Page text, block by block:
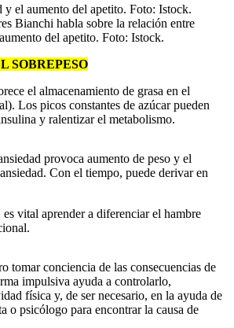
Bianchi habla sobre la relación entre
del apetito. Foto: Istock.
SOBREPESO
el almacenamiento de grasa en el
Los picos constantes de azúcar pueden
y ralentizar el metabolismo.
provoca aumento de peso y el
Con el tiempo, puede derivar en
vital aprender a diferenciar el hambre
tomar conciencia de las consecuencias de
impulsiva ayuda a controlarlo,
física y, de ser necesario, en la ayuda de
o psicólogo para encontrar la causa de